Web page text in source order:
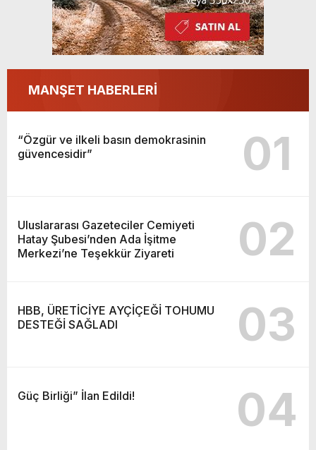
MANŞET HABERLERİ
“Özgür ve ilkeli basın demokrasinin
güvencesidir”
01
Uluslararası Gazeteciler Cemiyeti
Hatay Şubesi’nden Ada İşitme
Merkezi’ne Teşekkür Ziyareti
02
HBB, ÜRETİCİYE AYÇİÇEĞİ TOHUMU
DESTEĞİ SAĞLADI
03
Güç Birliği” İlan Edildi! 04